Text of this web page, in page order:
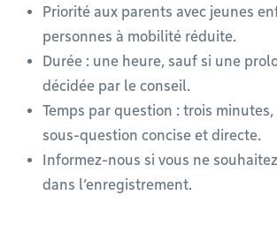
Priorité aux parents avec jeunes
personnes à mobilité réduite.
Durée : une heure, sauf si une
décidée par le conseil.
Temps par question : trois minutes,
sous-question concise et directe.
Informez-nous si vous ne
dans l’enregistrement.